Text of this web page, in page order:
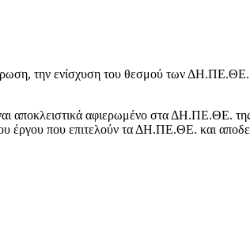
την ενίσχυση του θεσμού των
αποκλειστικά αφιερωμένο στα ΔΗ.ΠΕ.ΘΕ.
έργου που επιτελούν τα ΔΗ.ΠΕ.ΘΕ. και